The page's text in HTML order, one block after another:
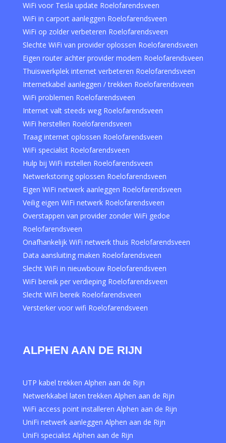
WiFi voor Tesla update Roelofarendsveen
WiFi in carport aanleggen Roelofarendsveen
WiFi op zolder verbeteren Roelofarendsveen
Slechte WiFi van provider oplossen Roelofarendsveen
Eigen router achter provider modem Roelofarendsveen
Thuiswerkplek internet verbeteren Roelofarendsveen
Internetkabel aanleggen / trekken Roelofarendsveen
WiFi problemen Roelofarendsveen
Internet valt steeds weg Roelofarendsveen
WiFi herstellen Roelofarendsveen
Traag internet oplossen Roelofarendsveen
WiFi specialist Roelofarendsveen
Hulp bij WiFi instellen Roelofarendsveen
Netwerkstoring oplossen Roelofarendsveen
Eigen WiFi netwerk aanleggen Roelofarendsveen
Veilig eigen WiFi netwerk Roelofarendsveen
Overstappen van provider zonder WiFi gedoe
Roelofarendsveen
Onafhankelijk WiFi netwerk thuis Roelofarendsveen
Data aansluiting maken Roelofarendsveen
Slecht WiFi in nieuwbouw Roelofarendsveen
WiFi bereik per verdieping Roelofarendsveen
Slecht WiFi bereik Roelofarendsveen
Versterker voor wifi Roelofarendsveen
ALPHEN AAN DE RIJN
UTP kabel trekken Alphen aan de Rijn
Netwerkkabel laten trekken Alphen aan de Rijn
WiFi access point installeren Alphen aan de Rijn
UniFi netwerk aanleggen Alphen aan de Rijn
UniFi specialist Alphen aan de Rijn